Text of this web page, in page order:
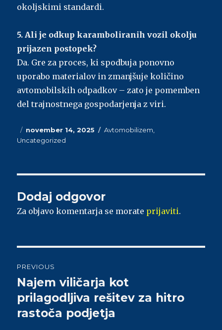
okoljskimi standardi.
5. Ali je odkup karamboliranih vozil okolju
prijazen postopek?
Da. Gre za proces, ki spodbuja ponovno
uporabo materialov in zmanjšuje količino
avtomobilskih odpadkov – zato je pomemben
del trajnostnega gospodarjenja z viri.
Posted
on
november 14, 2025 Categories
Avtomobilizem
Uncategorized
Dodaj odgovor
Za objavo komentarja se morate prijaviti.
prispevka
PREVIOUS
Previous
post:
Najem viličarja kot
prilagodljiva rešitev za hitro
rastoča podjetja